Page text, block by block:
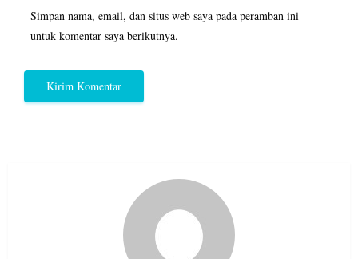
Simpan nama, email, dan situs web saya pada peramban ini
untuk komentar saya berikutnya.